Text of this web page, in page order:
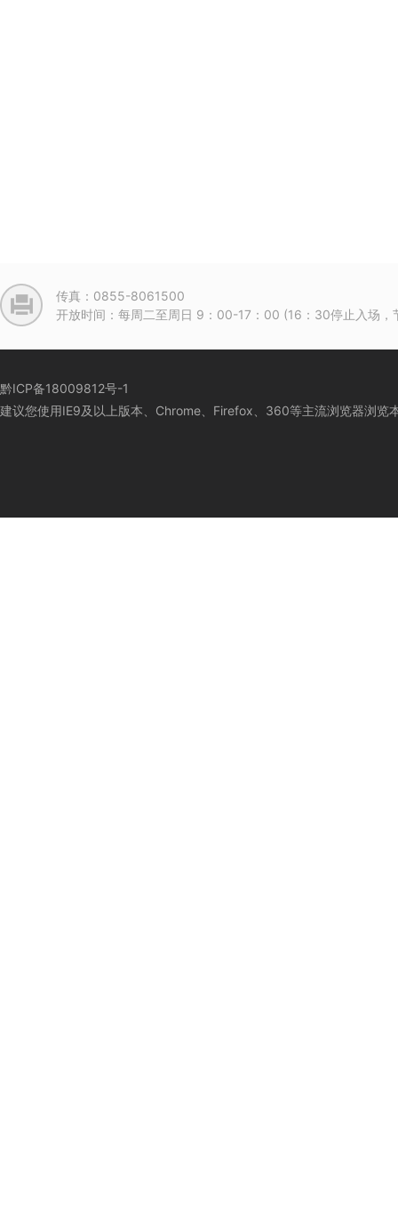
传真：0855-8061500
开放时间：每周二至周日 9：00-17：00 (16：30停止入场
黔ICP备18009812号-1
建议您使用IE9及以上版本、Chrome、Firefox、360等主流浏览器浏览